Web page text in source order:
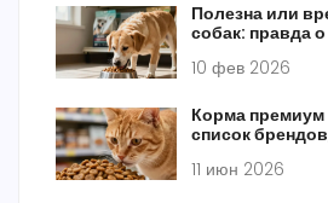
Полезна или
собак: правда
10 фев 2026
Корма премиум
список
11 июн 2026